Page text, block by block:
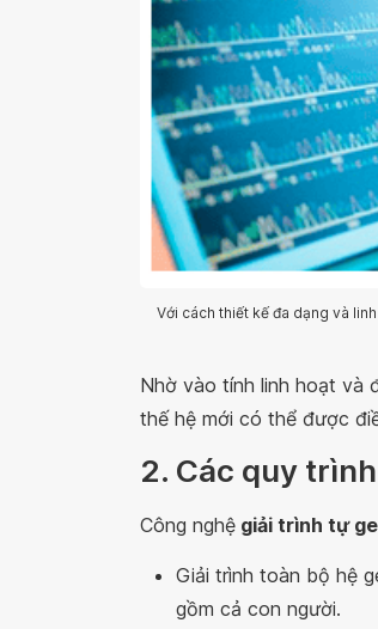
Với cách thiết kế đa dạng và
Nhờ vào tính linh hoạt và
thế hệ mới có thể được
2. Các quy
Công nghệ giải trình tự
Giải trình toàn bộ hệ
gồm cả con người.